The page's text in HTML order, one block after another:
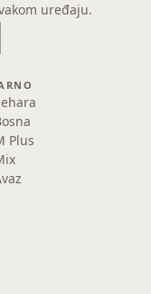
uređaju.
Plus